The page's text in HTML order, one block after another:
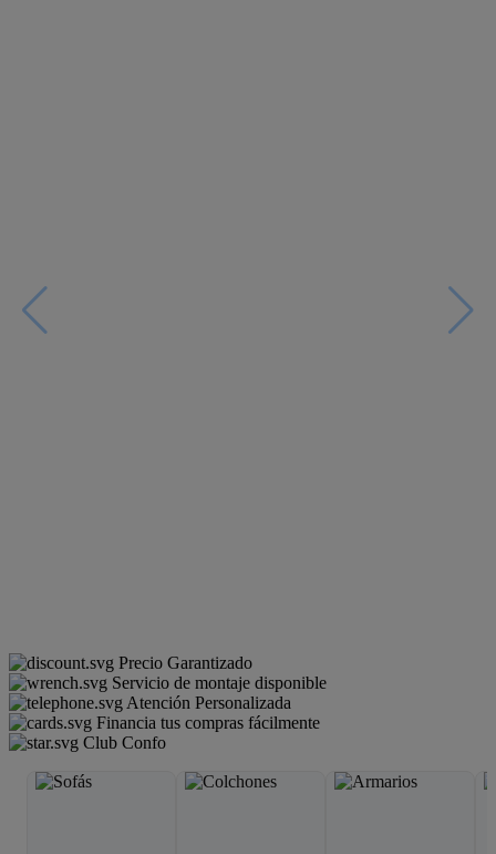
Precio Garantizado
Servicio de montaje disponible
Atención Personalizada
Financia tus compras fácilmente
Club Confo